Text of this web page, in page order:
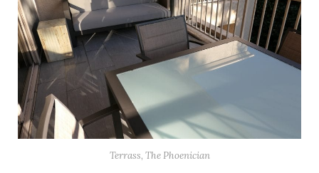
Terrass, The Phoenician